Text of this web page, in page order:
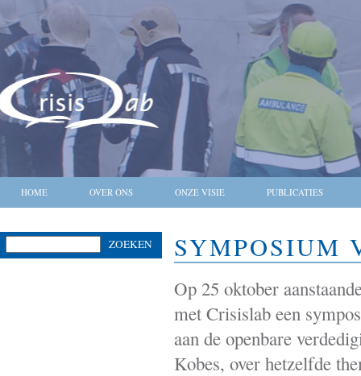
HOME OVER ONS ONZE VISIE PUBLICATIES
ZOEKEN SYMPOSIUM
Op 25 oktober
met Crisislab een
aan de openbare
Kobes, over hetzelfde